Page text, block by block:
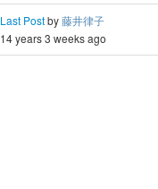
Last Postby藤井律子
14 years 3 weeks ago